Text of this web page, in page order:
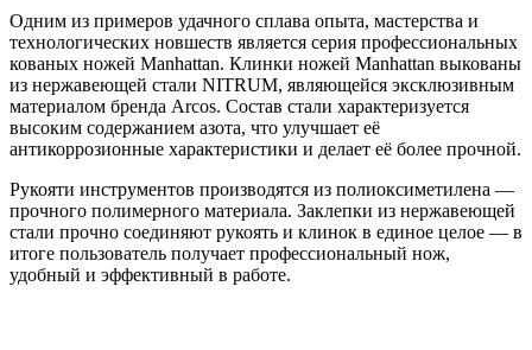
Одним из примеров удачного сплава опыта, мастерства и
технологических новшеств является серия профессиональных
кованых ножей Manhattan. Клинки ножей Manhattan выкованы
из нержавеющей стали NITRUM, являющейся эксклюзивным
материалом бренда Arcos. Состав стали характеризуется
высоким содержанием азота, что улучшает её
антикоррозионные характеристики и делает её более прочной.
Рукояти инструментов производятся из полиоксиметилена —
прочного полимерного материала. Заклепки из нержавеющей
стали прочно соединяют рукоять и клинок в единое целое — в
итоге пользователь получает профессиональный нож,
удобный и эффективный в работе.